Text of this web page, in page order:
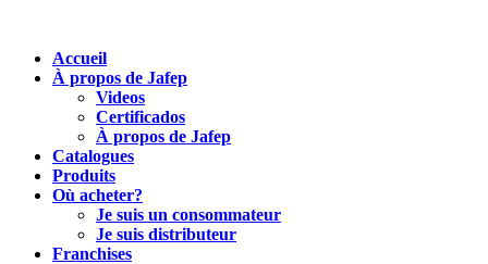
Accueil
À propos de Jafep
Videos
Certificados
À propos de Jafep
Catalogues
Produits
Où acheter?
Je suis un consommateur
Je suis distributeur
Franchises